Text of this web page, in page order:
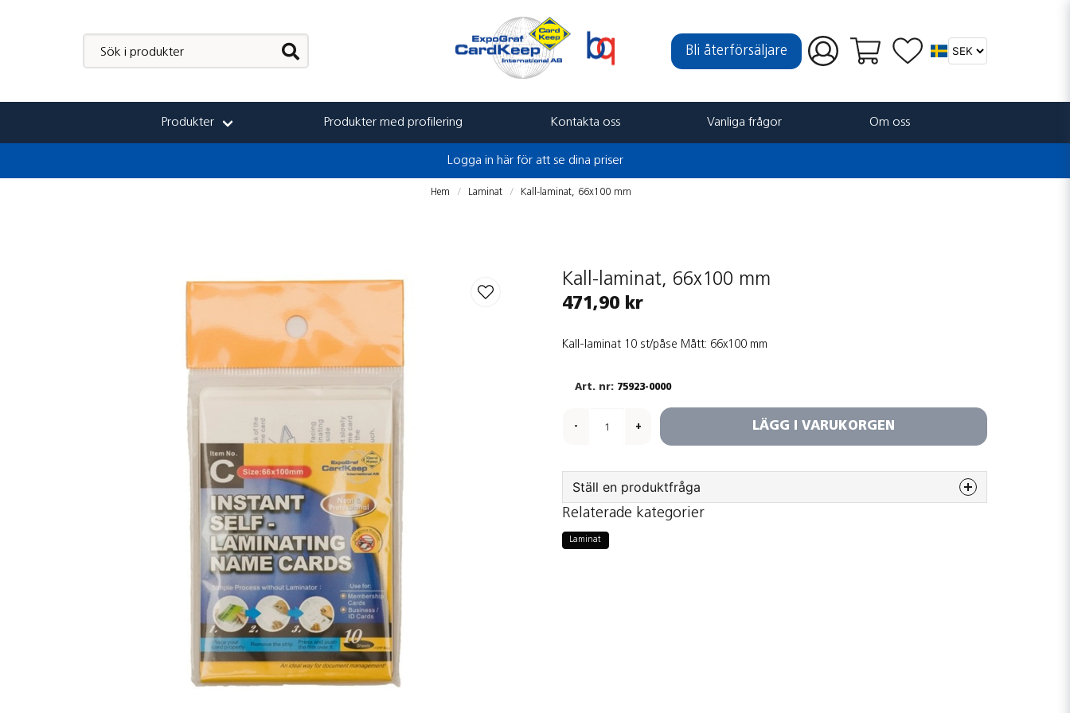
Bli återförsäljare
Produkter Produkter med profilering Kontakta oss Vanliga frågor Om oss
Logga in här för att se dina priser
Hem Laminat Kall-laminat, 66x100 mm
Kall-laminat, 66x100 mm
471,90 kr
Kall-laminat 10 st/påse Mått: 66x100 mm
75923-0000
- + LÄGG I VARUKORGEN
Ställ en produktfråga
Fråga oss något om denna produkten...
Relaterade kategorier
Laminat